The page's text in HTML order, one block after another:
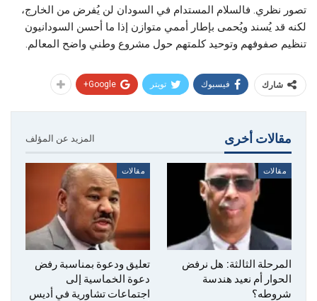
تصور نظري. فالسلام المستدام في السودان لن يُفرض من الخارج،
لكنه قد يُسند ويُحمى بإطار أممي متوازن إذا ما أحسن السودانيون
تنظيم صفوفهم وتوحيد كلمتهم حول مشروع وطني واضح المعالم.
شارك فيسبوك تويتر Google+
مقالات أخرى المزيد عن المؤلف
مقالات
المرحلة الثالثة: هل نرفض
الحوار أم نعيد هندسة
شروطه؟
مقالات
تعليق ودعوة بمناسبة رفض
دعوة الخماسية إلى
اجتماعات تشاورية في أديس